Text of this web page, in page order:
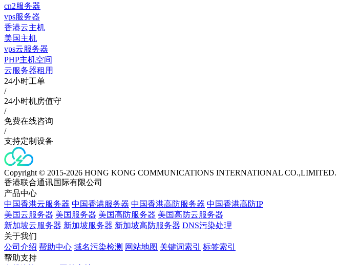
cn2服务器
vps服务器
香港云主机
美国主机
vps云服务器
PHP主机空间
云服务器租用
24小时工单
/
24小时机房值守
/
免费在线咨询
/
支持定制设备
Copyright © 2015-2026 HONG KONG COMMUNICATIONS INTERNATIONAL CO.,LIMITED.
香港联合通讯国际有限公司
产品中心
中国香港云服务器 中国香港服务器 中国香港高防服务器 中国香港高防IP
美国云服务器 美国服务器 美国高防服务器 美国高防云服务器
新加坡云服务器 新加坡服务器 新加坡高防服务器 DNS污染处理
关于我们
公司介绍 帮助中心 域名污染检测 网站地图 关键词索引
标签索引
帮助支持